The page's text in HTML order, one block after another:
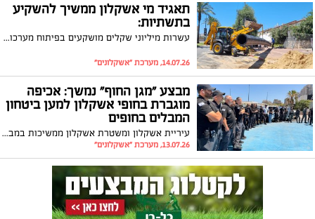
תאגיד מי אשקלון ממשיך להשקיע
בתשתיות:
עשרות מיליוני שקלים מושקעים בפיתוח מערכות המים והביוב ברחבי אשקלון
14.07.26, מערכת "אשקלונים"
מבצע "מגן החוף" נמשך: אכיפה
מוגברת בחופי אשקלון למען ביטחון
המבלים בחופים
עיריית אשקלון ומשטרת אשקלון ממשיכות במבצעי אכיפה משותפים לאורך חופי העיר כחלק ממהלך מתמשך לשמירה על ביטחון המבלים והסדר הציבורי
13.07.26, מערכת "אשקלונים"